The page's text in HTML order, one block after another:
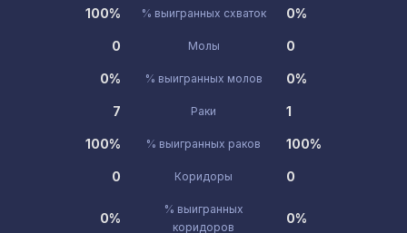
100% % выигранных схваток 0%
0 Молы 0
0% % выигранных молов 0%
7 Раки 1
100% % выигранных раков 100%
0 Коридоры 0
0%
% выигранных
коридоров
0%